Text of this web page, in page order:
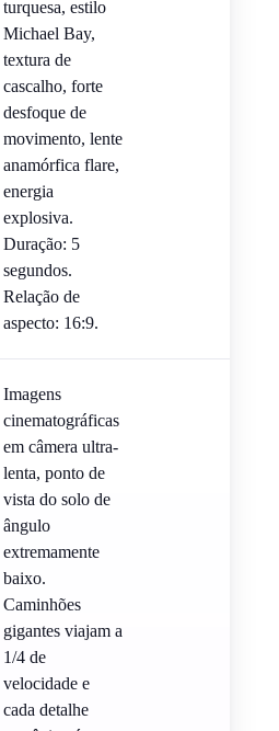
turquesa, estilo
Michael Bay,
textura de
cascalho, forte
desfoque de
movimento, lente
anamórfica flare,
energia
explosiva.
Duração: 5
segundos.
Relação de
aspecto: 16:9.
Imagens
cinematográficas
em câmera ultra-
lenta, ponto de
vista do solo de
ângulo
extremamente
baixo.
Caminhões
gigantes viajam a
1/4 de
velocidade e
cada detalhe